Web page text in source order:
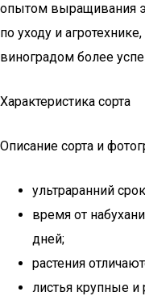
опытом выращивания
по уходу и
виноградом более
Характеристика сорта
Описание сорта и
ультраранний
время от
дней;
растения
листья крупные и